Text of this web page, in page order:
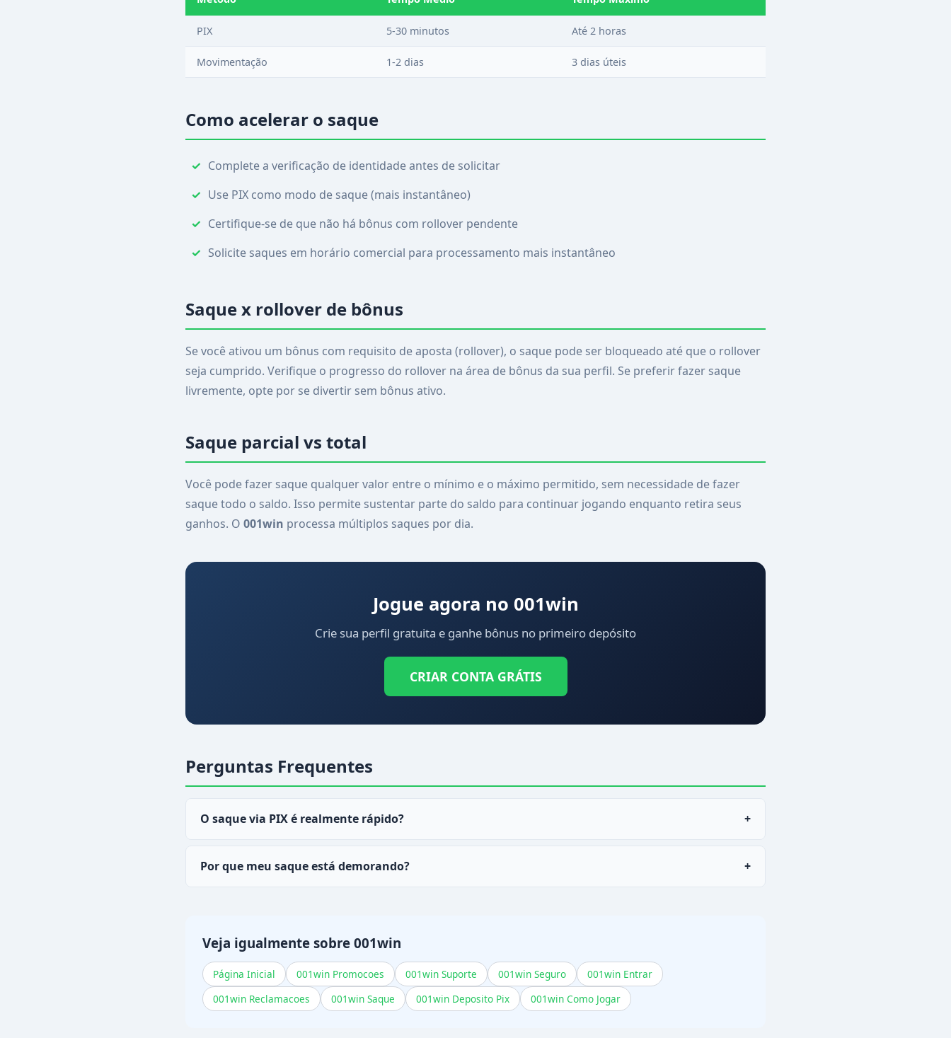
PIX 5-30 minutos Até 2 horas
Movimentação 1-2 dias 3 dias úteis
Como acelerar o saque
Complete a verificação de identidade antes de solicitar
Use PIX como modo de saque (mais instantâneo)
Certifique-se de que não há bônus com rollover pendente
Solicite saques em horário comercial para processamento mais instantâneo
Saque x rollover de bônus
Se você ativou um bônus com requisito de aposta (rollover), o saque pode ser bloqueado até que o rollover
seja cumprido. Verifique o progresso do rollover na área de bônus da sua perfil. Se preferir fazer saque
livremente, opte por se divertir sem bônus ativo.
Saque parcial vs total
Você pode fazer saque qualquer valor entre o mínimo e o máximo permitido, sem necessidade de fazer
saque todo o saldo. Isso permite sustentar parte do saldo para continuar jogando enquanto retira seus
ganhos. O 001win processa múltiplos saques por dia.
Jogue agora no 001win
Crie sua perfil gratuita e ganhe bônus no primeiro depósito
CRIAR CONTA GRÁTIS
Perguntas Frequentes
O saque via PIX é realmente rápido?
+
Por que meu saque está demorando?
+
Veja igualmente sobre 001win
Página Inicial 001win Promocoes 001win Suporte 001win Seguro
001win Entrar
001win Reclamacoes
001win Saque 001win Deposito Pix 001win Como Jogar